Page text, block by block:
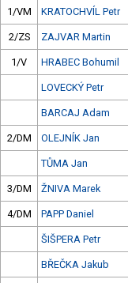
1/VM KRATOCHVÍL Petr
2/ZS ZAJVAR Martin
1/V HRABEC Bohumil
LOVECKÝ Petr
BARCAJ Adam
2/DM OLEJNÍK Jan
TŮMA Jan
3/DM ŽNIVA Marek
4/DM PAPP Daniel
ŠIŠPERA Petr
BŘEČKA Jakub